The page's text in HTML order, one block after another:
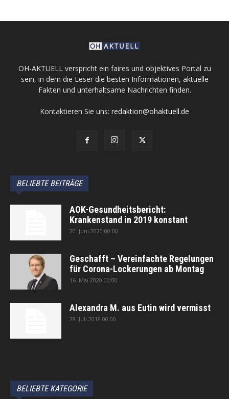
OH-AKTUELL verspricht ein faires und objektives Portal zu
sein, in dem die Leser die besten Informationen, aktuelle
Fakten und unterhaltsame Nachrichten finden.
Kontaktieren Sie uns: redaktion@ohaktuell.de
BELIEBTE BEITRÄGE
AOK-Gesundheitsbericht:
Krankenstand in 2019 konstant
20. Juni 2020 00:00
Geschafft – Vereinfachte Regelungen
für Corona-Lockerungen ab Montag
16. Mai 2020 00:00
Alexandra M. aus Eutin wird vermisst
28. Juli 2018 00:00
BELIEBTE KATEGORIE